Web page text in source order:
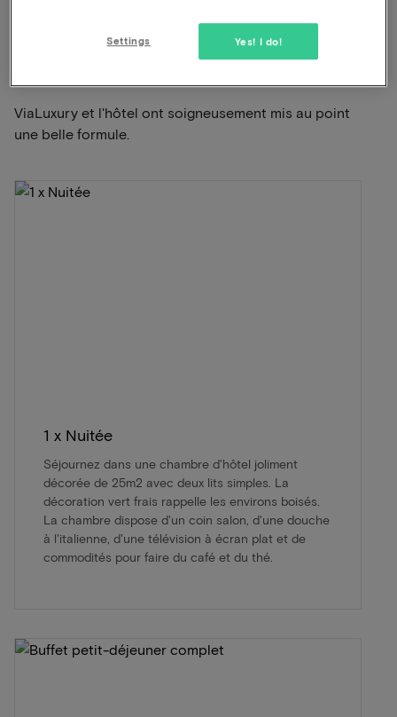
ViaLuxury et l'hôtel ont soigneusement mis au point
une belle formule.
1 x Nuitée
Séjournez dans une chambre d'hôtel joliment
décorée de 25m2 avec deux lits simples. La
décoration vert frais rappelle les environs boisés.
La chambre dispose d'un coin salon, d'une douche
à l'italienne, d'une télévision à écran plat et de
commodités pour faire du café et du thé.
Yes! I do!
Settings